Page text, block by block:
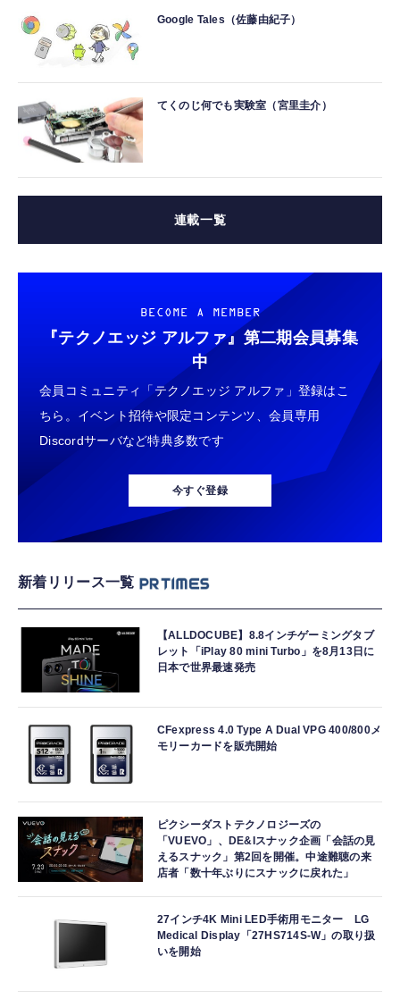
Google Tales（佐藤由紀子）
てくのじ何でも実験室（宮里圭介）
連載一覧
BECOME A MEMBER
『テクノエッジ アルファ』 第二期会員募集
中
会員コミュニティ「テクノエッジ アルファ」登録はこ
ちら。イベント招待や限定コンテンツ、会員専用
Discordサーバなど特典多数です
今すぐ登録
新着リリース一覧
【ALLDOCUBE】8.8インチゲーミングタブ
レット「iPlay 80 mini Turbo」を8月13日に
日本で世界最速発売
CFexpress 4.0 Type A Dual VPG 400/800メ
モリーカードを販売開始
ピクシーダストテクノロジーズの
「VUEVO」、DE&Iスナック企画「会話の見
えるスナック」第2回を開催。中途難聴の来
店者「数十年ぶりにスナックに戻れた」
27インチ4K Mini LED手術用モニター LG
Medical Display「27HS714S-W」の取り扱
いを開始